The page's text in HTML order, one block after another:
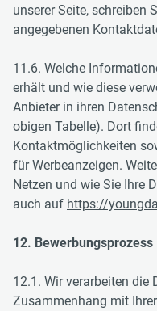
unserer Seite, schreiben
angegebenen
11.6. Welche
erhält und wie diese
Anbieter in ihren
obigen Tabelle). Dort
Kontaktmöglichkeiten
für Werbeanzeigen.
Netzen und wie Sie Ihre
auch auf https://
12. Bewerbungsprozess
12.1. Wir verarbeiten die
Zusammenhang mit